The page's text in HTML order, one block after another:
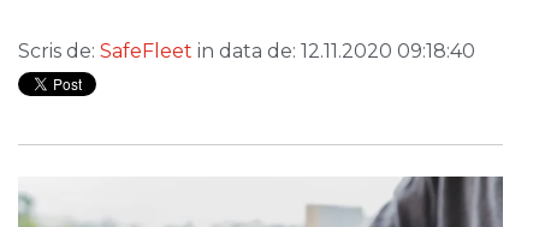
Scris de: SafeFleet in data de: 12.11.2020 09:18:40